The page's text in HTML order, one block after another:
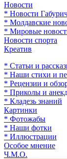
Новости
* Новости
* Молдавские
* Мировые
Новости спорта
Креатив
* Статьи и
* Наши стихи и
* Рецензии и
* Приколы и
* Кладезь знаний
Картинки
* Фотожабы
* Наши фотки
* Иллюстрации
Особое мнение
Ч.М.О.